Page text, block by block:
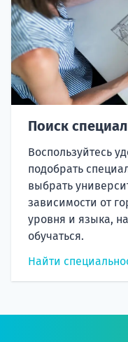
Поиск
Воспользуйтесь
подобрать
выбрать
зависимости от
уровня и языка,
обучаться.
Найти